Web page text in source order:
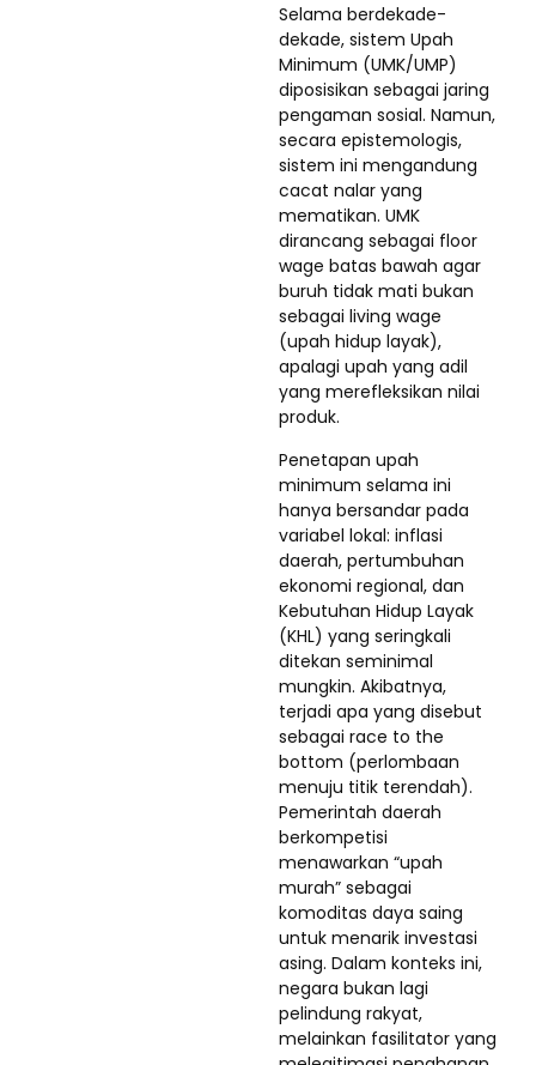
Selama berdekade-
dekade, sistem Upah
Minimum (UMK/UMP)
diposisikan sebagai jaring
pengaman sosial. Namun,
secara epistemologis,
sistem ini mengandung
cacat nalar yang
mematikan. UMK
dirancang sebagai floor
wage batas bawah agar
buruh tidak mati bukan
sebagai living wage
(upah hidup layak),
apalagi upah yang adil
yang merefleksikan nilai
produk.
Penetapan upah
minimum selama ini
hanya bersandar pada
variabel lokal: inflasi
daerah, pertumbuhan
ekonomi regional, dan
Kebutuhan Hidup Layak
(KHL) yang seringkali
ditekan seminimal
mungkin. Akibatnya,
terjadi apa yang disebut
sebagai race to the
bottom (perlombaan
menuju titik terendah).
Pemerintah daerah
berkompetisi
menawarkan “upah
murah” sebagai
komoditas daya saing
untuk menarik investasi
asing. Dalam konteks ini,
negara bukan lagi
pelindung rakyat,
melainkan fasilitator yang